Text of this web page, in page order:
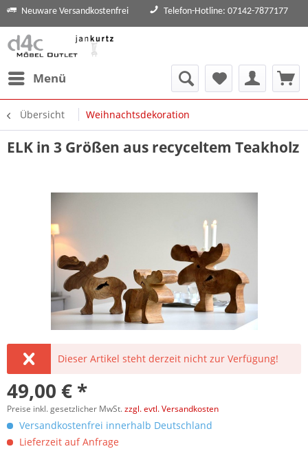
Neuware Versandkostenfrei Telefon-Hotline: 07142-7877177
Menü
Übersicht Weihnachtsdekoration
ELK in 3 Größen aus recyceltem Teakholz
Dieser Artikel steht derzeit nicht zur Verfügung!
49,00 € *
Preise inkl. gesetzlicher MwSt.zzgl. evtl. Versandkosten
Versandkostenfrei innerhalb Deutschland
Lieferzeit auf Anfrage